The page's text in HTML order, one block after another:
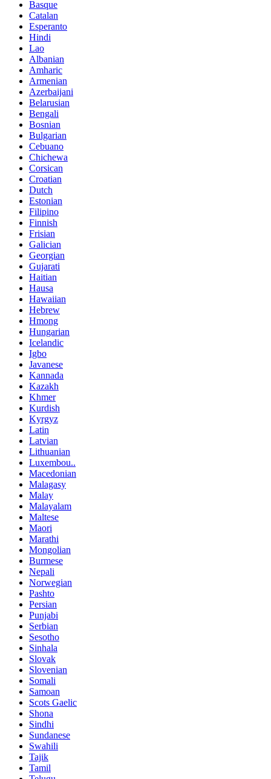
Basque
Catalan
Esperanto
Hindi
Lao
Albanian
Amharic
Armenian
Azerbaijani
Belarusian
Bengali
Bosnian
Bulgarian
Cebuano
Chichewa
Corsican
Croatian
Dutch
Estonian
Filipino
Finnish
Frisian
Galician
Georgian
Gujarati
Haitian
Hausa
Hawaiian
Hebrew
Hmong
Hungarian
Icelandic
Igbo
Javanese
Kannada
Kazakh
Khmer
Kurdish
Kyrgyz
Latin
Latvian
Lithuanian
Luxembou..
Macedonian
Malagasy
Malay
Malayalam
Maltese
Maori
Marathi
Mongolian
Burmese
Nepali
Norwegian
Pashto
Persian
Punjabi
Serbian
Sesotho
Sinhala
Slovak
Slovenian
Somali
Samoan
Scots Gaelic
Shona
Sindhi
Sundanese
Swahili
Tajik
Tamil